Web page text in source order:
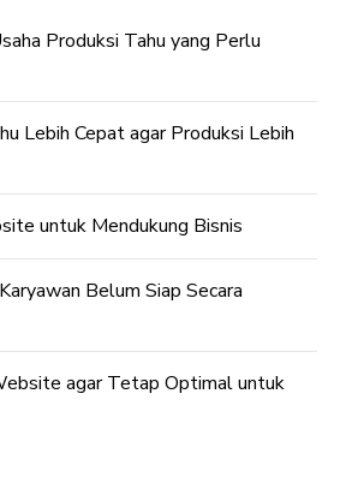
Produksi Tahu yang Perlu
Lebih Cepat agar Produksi Lebih
untuk Mendukung Bisnis
Belum Siap Secara
agar Tetap Optimal untuk